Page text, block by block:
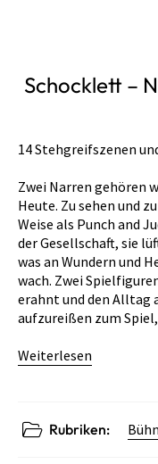
Schocklett –
14 Stehgreifszenen
Zwei Narren gehören
Heute. Zu sehen und
Weise als Punch and
der Gesellschaft, sie
was an Wundern und
wach. Zwei
erahnt und den Alltag
aufzureißen zum
Weiterlesen
Rubriken: